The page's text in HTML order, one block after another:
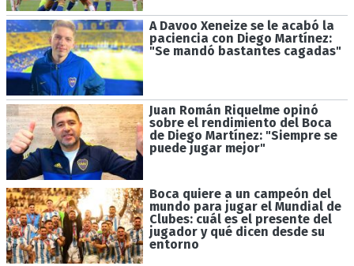
A Davoo Xeneize se le acabó la
paciencia con Diego Martínez:
"Se mandó bastantes cagadas"
Juan Román Riquelme opinó
sobre el rendimiento del Boca
de Diego Martínez: "Siempre se
puede jugar mejor"
Boca quiere a un campeón del
mundo para jugar el Mundial de
Clubes: cuál es el presente del
jugador y qué dicen desde su
entorno